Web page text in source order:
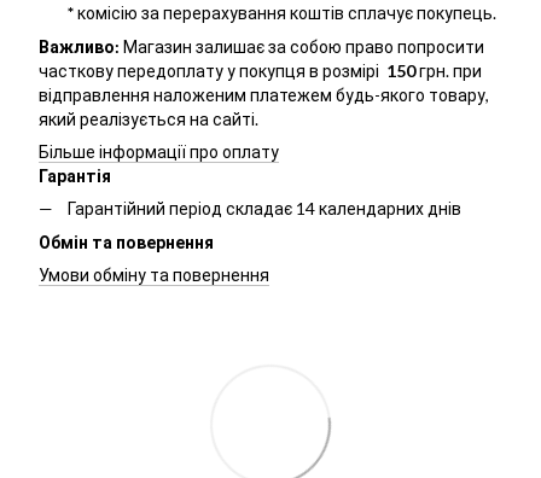
*комісію за перерахування коштів сплачує покупець.
Важливо: Магазин залишає за собою право попросити
часткову передоплату у покупця в розмірі 150грн. при
відправлення наложеним платежем будь-якого товару,
який реалізується на сайті.
Більше інформації про оплату
Гарантія
Гарантійний період складає 14 календарних днів
Обмін та повернення
Умови обміну та повернення